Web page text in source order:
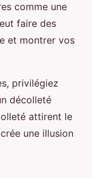
comme une
faire des
et montrer vos
privilégiez
décolleté
attirent le
une illusion